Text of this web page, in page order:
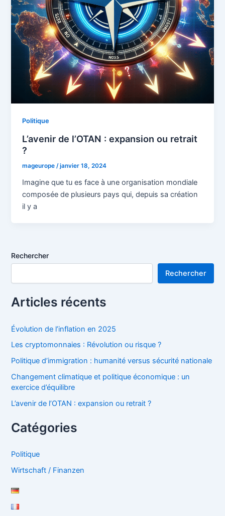
Politique
L’avenir de l’OTAN : expansion ou retrait
?
mageurope /janvier 18, 2024
Imagine que tu es face à une organisation mondiale
composée de plusieurs pays qui, depuis sa création
il y a
Rechercher
Rechercher
Articles récents
Évolution de l’inflation en 2025
Les cryptomonnaies : Révolution ou risque ?
Politique d’immigration : humanité versus sécurité nationale
Changement climatique et politique économique : un
exercice d’équilibre
L’avenir de l’OTAN : expansion ou retrait ?
Catégories
Politique
Wirtschaft / Finanzen